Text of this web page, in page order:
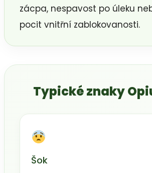
zácpa, nespavost po úleku
pocit vnitřní zablokovanosti.
Typické znaky
Šok